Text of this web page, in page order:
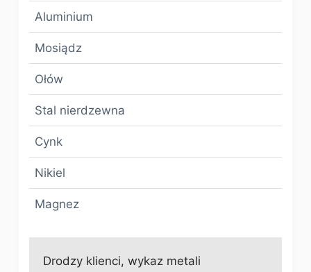
Aluminium
Mosiądz
Ołów
Stal nierdzewna
Cynk
Nikiel
Magnez
Drodzy klienci, wykaz metali